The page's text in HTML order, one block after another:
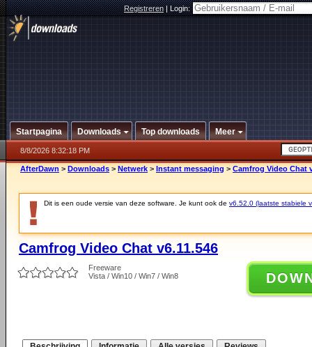
Registreren|Login:
Startpagina Downloads Top downloads Meer
8/8/2026 8:32:18 PM
AfterDawn > Downloads > Netwerk > Instant messaging > Camfrog Video Chat
Dit is een oude versie van deze software. Je kunt ook de v6.52.0 (laatste stabiele
Camfrog Video Chat v6.11.546
Freeware
Vista / Win10 / Win7 / Win8